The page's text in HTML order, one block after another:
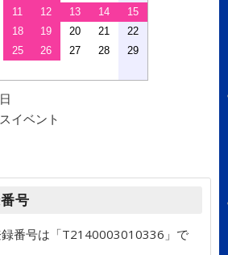
11 12 13 14
15
18 19 20 21
22
25 26 27 28
29
イベント
号
番号は「T2140003010336」で